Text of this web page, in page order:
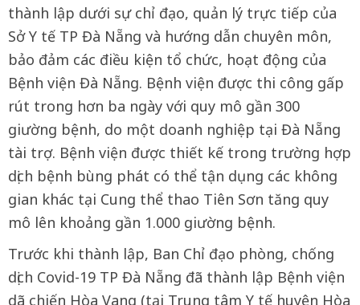
thành lập dưới sự chỉ đạo, quản lý trực tiếp của
Sở Y tế TP Đà Nẵng và hướng dẫn chuyên môn,
bảo đảm các điều kiện tổ chức, hoạt động của
Bệnh viện Đà Nẵng. Bệnh viện được thi công gấp
rút trong hơn ba ngày với quy mô gần 300
giường bệnh, do một doanh nghiệp tại Đà Nẵng
tài trợ. Bệnh viện được thiết kế trong trường hợp
dịch bệnh bùng phát có thể tận dụng các không
gian khác tại Cung thể thao Tiên Sơn tăng quy
mô lên khoảng gần 1.000 giường bệnh.
Trước khi thành lập, Ban Chỉ đạo phòng, chống
dịch Covid-19 TP Đà Nẵng đã thành lập Bệnh viện
dã chiến Hòa Vang (tại Trung tâm Y tế huyện Hòa